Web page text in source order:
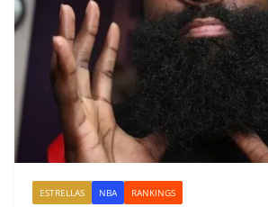
ESTRELLAS NBA RANKINGS